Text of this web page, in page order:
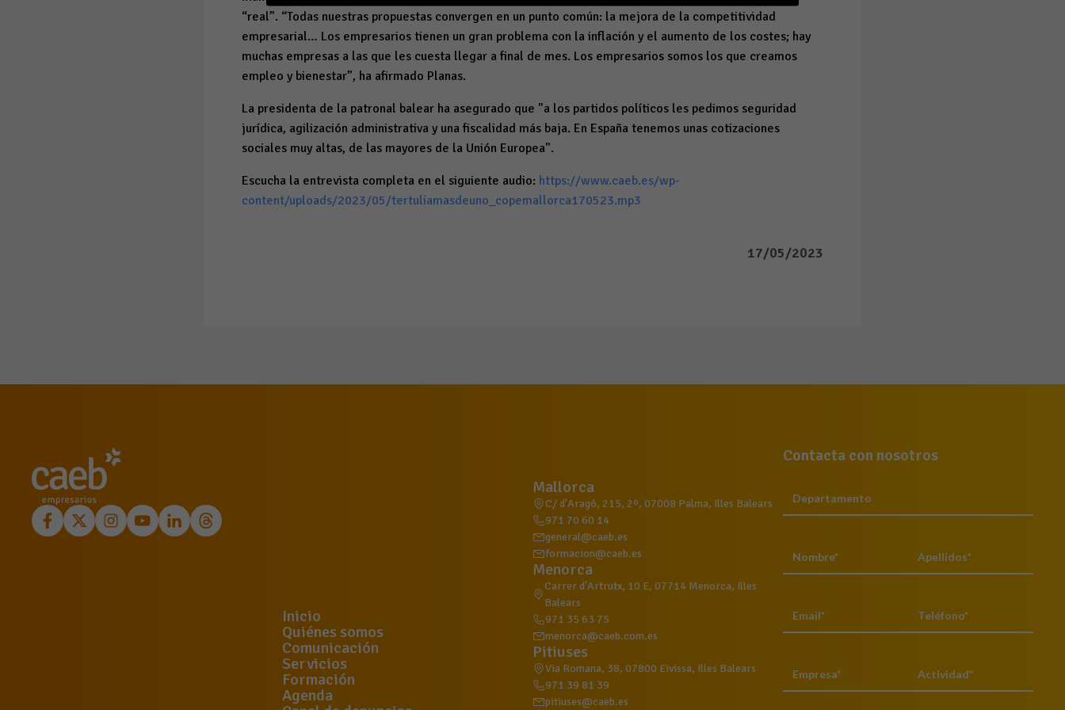
“real”. “Todas nuestras propuestas convergen en un punto común: la mejora de la competitividad
empresarial… Los empresarios tienen un gran problema con la inflación y el aumento de los costes; hay
muchas empresas a las que les cuesta llegar a final de mes. Los empresarios somos los que creamos
empleo y bienestar”, ha afirmado Planas.
La presidenta de la patronal balear ha asegurado que "a los partidos políticos les pedimos seguridad
jurídica, agilización administrativa y una fiscalidad más baja. En España tenemos unas cotizaciones
sociales muy altas, de las mayores de la Unión Europea".
Escucha la entrevista completa en el siguiente audio: https://www.caeb.es/wp-
content/uploads/2023/05/tertuliamasdeuno_copemallorca170523.mp3
17/05/2023
Inicio
Quiénes somos
Comunicación
Servicios
Formación
Agenda
Mallorca
C/ d'Aragó, 215, 2º, 07008 Palma, Illes Balears
971 70 60 14
general@caeb.es
formacion@caeb.es
Menorca
Carrer d'Artrutx, 10 E, 07714 Menorca, Illes
Balears
971 35 63 75
menorca@caeb.com.es
Pitiuses
Via Romana, 38, 07800 Eivissa, Illes Balears
971 39 81 39
pitiuses@caeb.es
Contacta con nosotros